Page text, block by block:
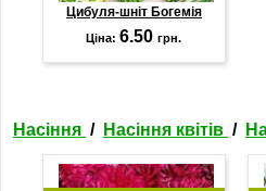
Цибуля-шніт Богемія
Ціна:6.50грн.
Насіння / Насіння квітів /